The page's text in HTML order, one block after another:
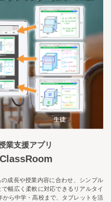
業支援アプリ
成長や授業内容に合わせ、シンプル
幅広く柔軟に対応できるリアルタイ
ら中学・高校まで、タブレットを活